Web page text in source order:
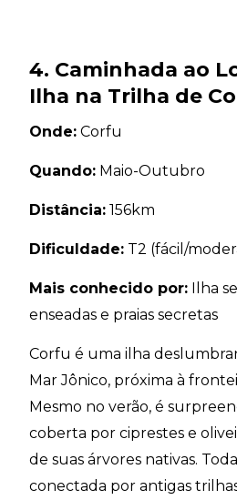
4. Caminhada ao
Ilha na Trilha de
Onde: Corfu
Quando: Maio-Outubro
Distância: 156km
Dificuldade: T2 (fácil/
Mais conhecido por: Ilha
enseadas e praias secretas
Corfu é uma ilha
Mar Jônico, próxima à
Mesmo no verão, é
coberta por ciprestes e
de suas árvores nativas.
conectada por antigas